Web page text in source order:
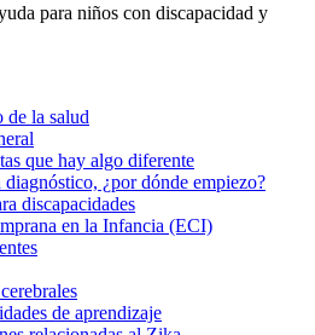
para niños con discapacidad y
de la salud
que hay algo diferente
¿por dónde empiezo?
discapacidades
en la Infancia (ECI)
de aprendizaje